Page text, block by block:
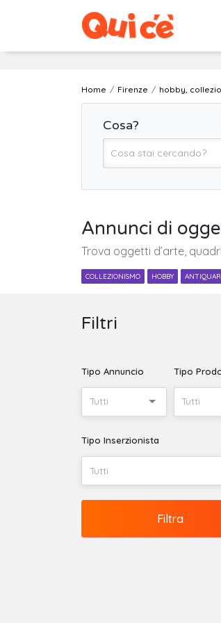
Home Firenze hobby,
Cosa?
Annunci di
Trova oggetti d’arte,
COLLEZIONISMO HOBBY
Filtri
Tipo Annuncio
Tutti
Tipo
Tutti
Tipo Inserzionista
Tutti
Filtra